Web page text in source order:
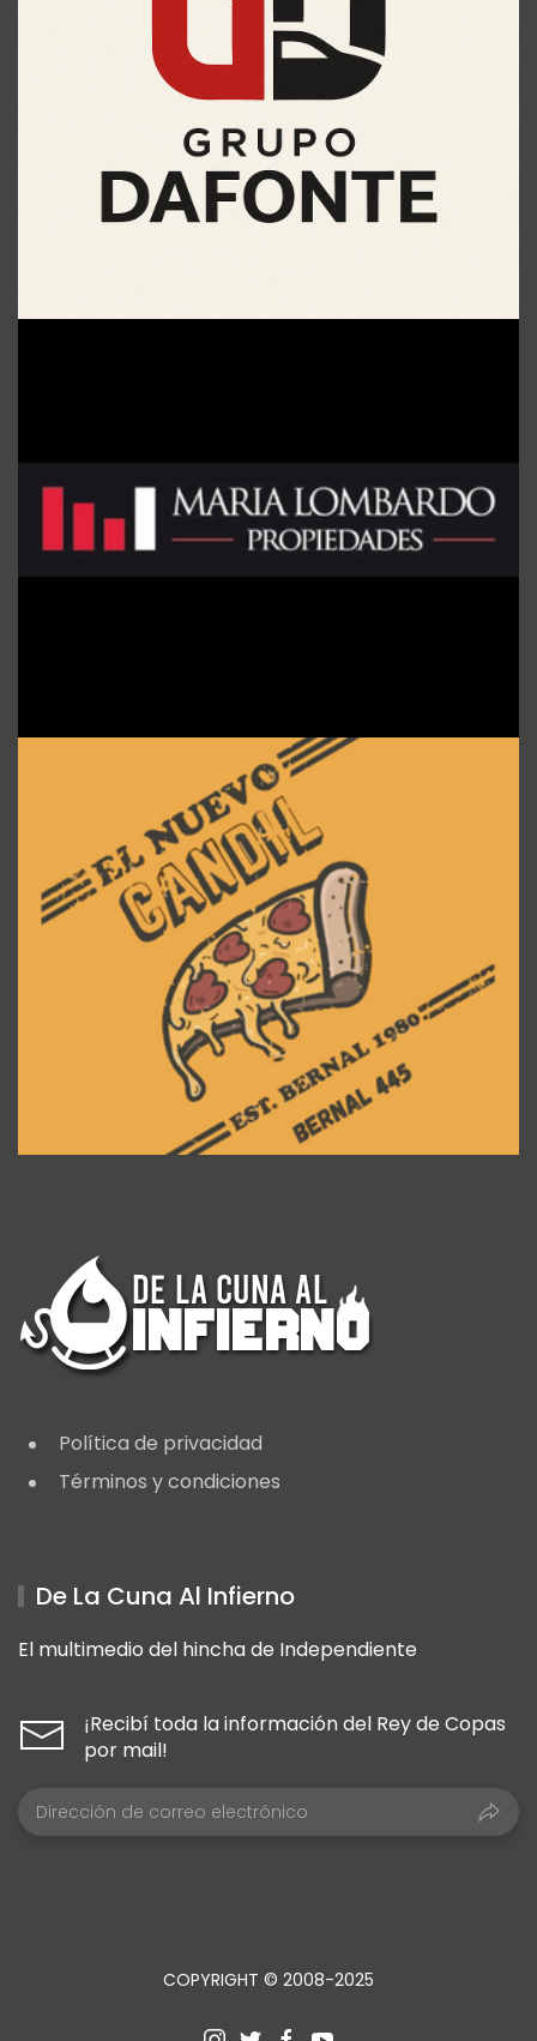
Política de privacidad
Términos y condiciones
De La Cuna Al Infierno
El multimedio del hincha de Independiente
¡Recibí toda la información del Rey de Copas
por mail!
COPYRIGHT © 2008-2025